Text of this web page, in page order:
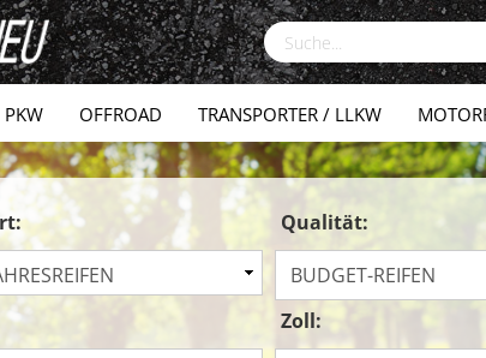
PKW OFFROAD TRANSPORTER / LLKW
Qualität:
Zoll: